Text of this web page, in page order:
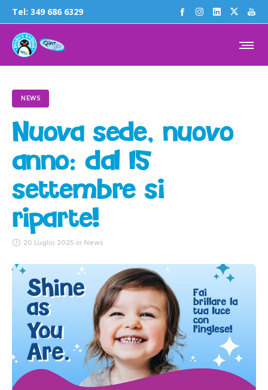
Tel: 349 686 6329
NEWS
Nuova sede, nuovo
anno: dal 15
settembre si
riparte!
20 Luglio 2025 in News